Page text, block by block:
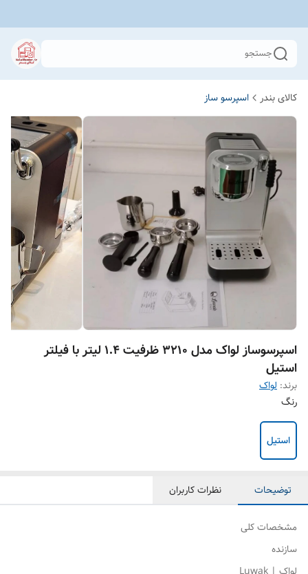
جستجو
کالای بندر اسپرسو ساز
اسپرسوساز لواک مدل 3210 ظرفیت ۱.۴ لیتر با فیلتر
استیل
برند: لواک
رنگ
استیل
توضیحات نظرات کاربران
مشخصات کلی
سازنده